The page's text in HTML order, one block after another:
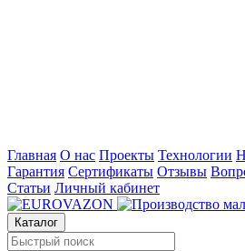
Главная О нас Проекты Технологии
Гарантия Сертификаты Отзывы
Статьи Личный кабинет
Каталог